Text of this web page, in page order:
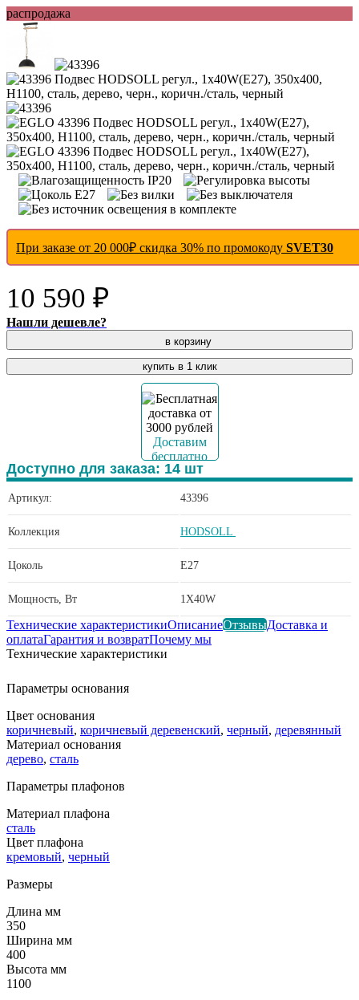
распродажа
При заказе от 20 000₽ скидка 30% по промокоду SVET30
10 590 ₽
Нашли дешевле?
в корзину
купить в 1 клик
Доставим
бесплатно
Доступно для заказа: 14 шт
Артикул: 43396
Коллекция HODSOLL
Цоколь E27
Мощность, Вт 1X40W
Технические характеристикиОписаниеОтзывыДоставка и
оплатаГарантия и возвратПочему мы
Технические характеристики
Параметры основания
Цвет основания
коричневый, коричневый деревенский, черный, деревянный
Материал основания
дерево, сталь
Параметры плафонов
Материал плафона
сталь
Цвет плафона
кремовый, черный
Размеры
Длина мм
350
Ширина мм
400
Высота мм
1100